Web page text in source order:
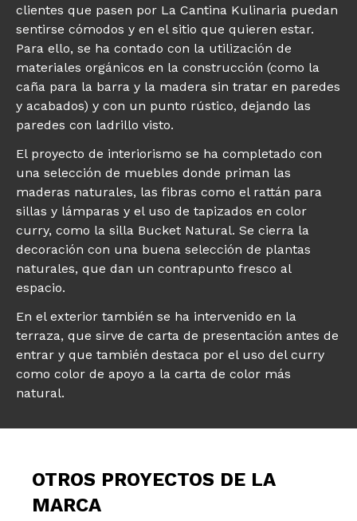
clientes que pasen por La Cantina Kulinaria puedan
sentirse cómodos y en el sitio que quieren estar.
Para ello, se ha contado con la utilización de
materiales orgánicos en la construcción (como la
caña para la barra y la madera sin tratar en paredes
y acabados) y con un punto rústico, dejando las
paredes con ladrillo visto.
El proyecto de interiorismo se ha completado con
una selección de muebles donde priman las
maderas naturales, las fibras como el rattán para
sillas y lámparas y el uso de tapizados en color
curry, como la silla Bucket Natural. Se cierra la
decoración con una buena selección de plantas
naturales, que dan un contrapunto fresco al
espacio.
En el exterior también se ha intervenido en la
terraza, que sirve de carta de presentación antes de
entrar y que también destaca por el uso del curry
como color de apoyo a la carta de color más
natural.
OTROS PROYECTOS DE LA
MARCA